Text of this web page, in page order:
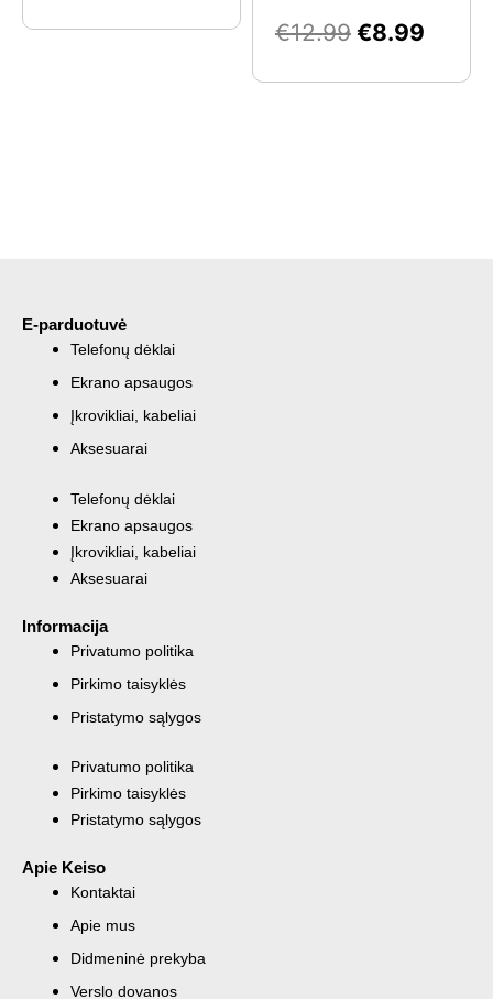
€12.99 €8.99
E-parduotuvė
Telefonų dėklai
Ekrano apsaugos
Įkrovikliai, kabeliai
Aksesuarai
Telefonų dėklai
Ekrano apsaugos
Įkrovikliai, kabeliai
Aksesuarai
Informacija
Privatumo politika
Pirkimo taisyklės
Pristatymo sąlygos
Privatumo politika
Pirkimo taisyklės
Pristatymo sąlygos
Apie Keiso
Kontaktai
Apie mus
Didmeninė prekyba
Verslo dovanos